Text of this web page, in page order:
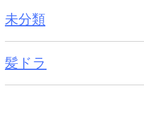
未分類
髪ドラ